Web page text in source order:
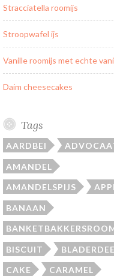
Stracciatella roomijs
Stroopwafel ijs
Vanille roomijs met echte
Daim cheesecakes
Tags
AARDBEI
AMANDEL
AMANDELSPIJS
BANAAN
BISCUIT
CAKE CARAMEL